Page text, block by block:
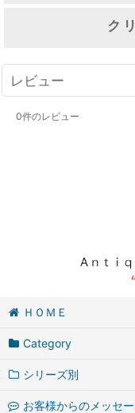
ク
レビュー
0件のレビュー
ＨＯＭＥ
Category
シリーズ別
お客様からのメッセ